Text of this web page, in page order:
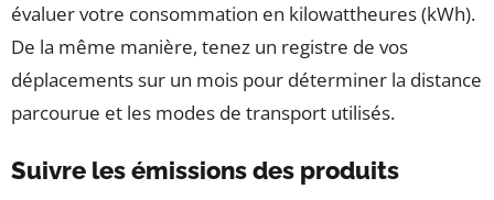
évaluer votre consommation en kilowattheures (kWh).
De la même manière, tenez un registre de vos
déplacements sur un mois pour déterminer la distance
parcourue et les modes de transport utilisés.
Suivre les émissions des produits